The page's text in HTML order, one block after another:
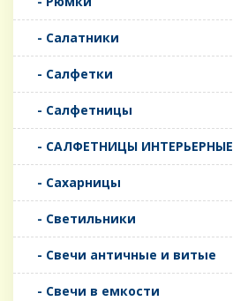
- Салатники
- Салфетки
- Салфетницы
- САЛФЕТНИЦЫ ИНТЕРЬЕРНЫЕ
- Сахарницы
- Светильники
- Свечи античные и витые
- Свечи в емкости